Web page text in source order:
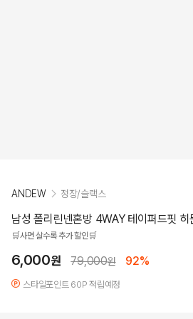
ANDEW 정장/슬랙스
남성 폴리린넨혼방 4WAY 테이퍼드핏
🛒사면 살수록 추가 할인🛒
6,000원 79,000원 92%
스타일포인트 60P 적립예정